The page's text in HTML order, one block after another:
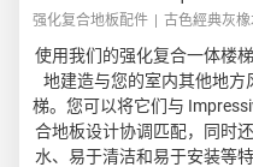
强化复合地板配件 古色經典灰
使用我们的强化复合​一体楼
地建造与您的室内其他地方
梯。您可以将它们与
合地板​设计协调匹配，同时
水、易于清洁和易于安装等